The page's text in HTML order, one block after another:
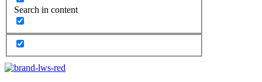
Search in content